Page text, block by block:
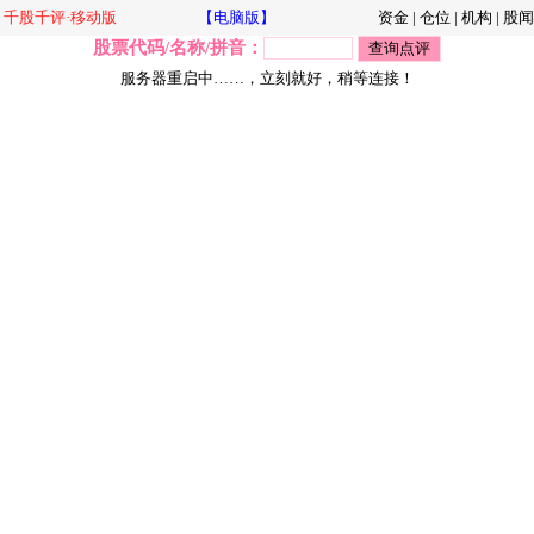
千股千评·移动版 【电脑版】 资金 | 仓位 | 机构 | 股闻
股票代码/名称/拼音：
服务器重启中……，立刻就好，稍等连接！